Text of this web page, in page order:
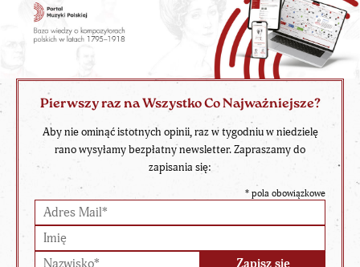
Pierwszy raz na Wszystko Co Najważniejsze?
Aby nie ominąć istotnych opinii, raz w tygodniu w niedzielę
rano wysyłamy bezpłatny newsletter. Zapraszamy do
zapisania się:
* pola obowiązkowe